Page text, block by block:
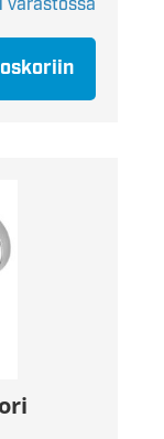
varastossa